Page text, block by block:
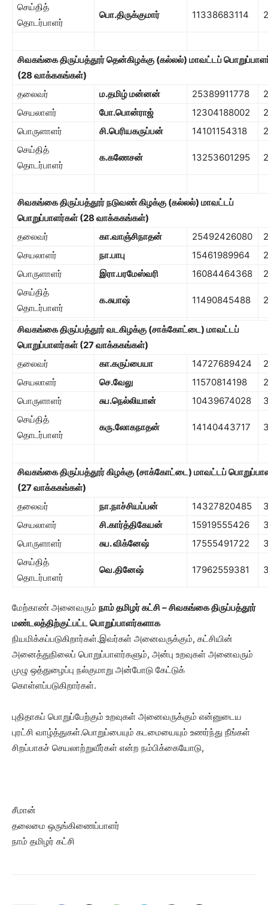
செய்தித்
தொடர்பாளர்
பொ.திருக்குமார் 11338683114
சிவகங்கை திருப்பத்தூர் தென்கிழக்கு (கல்லல்) மாவட்டப்
(28 வாக்ககங்கள்)
தலைவர்
ம.தமிழ் மன்னன் 25389911778
செயலாளர்
போ.பொன்ராஜ் 12304188002
பொருளாளர்
சி.பெரியகருப்பன் 14101154318
செய்தித்
தொடர்பாளர்
க.கணேசன் 13253601295
சிவகங்கை திருப்பத்தூர் நடுவண் கிழக்கு (கல்லல்) மாவட்டப்
பொறுப்பாளர்கள் (28 வாக்ககங்கள்)
தலைவர்
கா.வாஞ்சிநாதன் 25492426080
செயலாளர்
நா.பாபு 15461989964
பொருளாளர்
இரா.பரமேஸ்வரி 16084464368
செய்தித்
தொடர்பாளர்
க.சுபாஷ் 11490845488
சிவகங்கை திருப்பத்தூர் வடகிழக்கு (சாக்கோட்டை) மாவட்டப்
பொறுப்பாளர்கள் (27வாக்ககங்கள்)
தலைவர்
கா.கருப்பையா 14727689424
செயலாளர்
செ.வேலு 11570814198
பொருளாளர்
சுப.நெல்லியான் 10439674028
செய்தித்
தொடர்பாளர்
கரு.லோகநாதன் 14140443717
சிவகங்கை திருப்பத்தூர் கிழக்கு (சாக்கோட்டை) மாவட்டப்
(27வாக்ககங்கள்)
தலைவர்
நா.நாச்சியப்பன் 14327820485
செயலாளர்
சி.கார்த்திகேயன் 15919555426
பொருளாளர்
சுப. விக்னேஷ் 17555491722
செய்தித்
தொடர்பாளர்
வெ.தினேஷ் 17962559381
மேற்காண் அனைவரும் நாம் தமிழர் கட்சி – சிவகங்கை திருப்பத்தூர்
மண்டலத்திற்குட்பட்ட பொறுப்பாளர்களாக
நியமிக்கப்படுகிறார்கள்.இவர்கள் அனைவருக்கும், கட்சியின்
அனைத்துநிலைப் பொறுப்பாளர்களும், அன்பு உறவுகள் அனைவரும்
முழு ஒத்துழைப்பு நல்குமாறு அன்போடு கேட்டுக்
கொள்ளப்படுகிறார்கள்.
புதிதாகப் பொறுப்பேற்கும் உறவுகள் அனைவருக்கும் என்னுடைய
புரட்சி வாழ்த்துகள்.பொறுப்பையும் கடமையையும் உணர்ந்து நீங்கள்
சிறப்பாகச் செயலாற்றுவீர்கள் என்ற நம்பிக்கையோடு,
சீமான்
தலைமை ஒருங்கிணைப்பாளர்
நாம் தமிழர் கட்சி